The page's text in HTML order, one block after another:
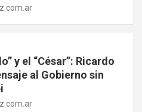
y el “César”: Ricardo
al Gobierno sin